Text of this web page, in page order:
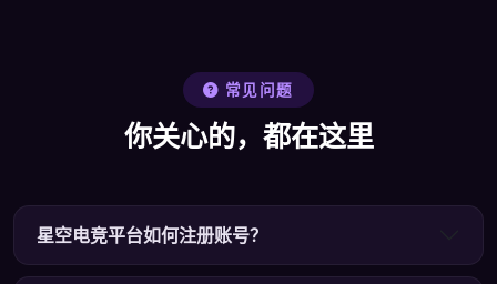
常见问题
你关心的，都在这里
星空电竞平台如何注册账号？